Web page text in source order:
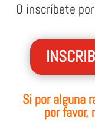
O inscríbete
Si por alguna
por favor,